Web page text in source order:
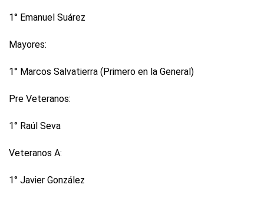
1° Emanuel Suárez
Mayores:
1° Marcos Salvatierra (Primero en la General)
Pre Veteranos:
1° Raúl Seva
Veteranos A:
1° Javier González